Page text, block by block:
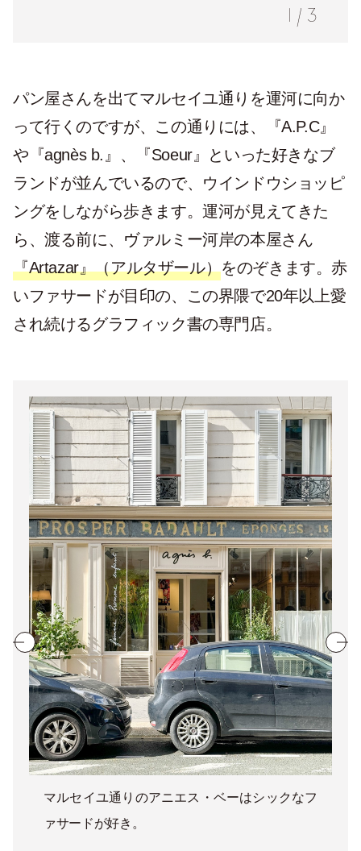
1 / 3
パン屋さんを出てマルセイユ通りを運河に向か
って行くのですが、この通りには、『A.P.C』
や『agnès b.』、『Soeur』といった好きなブ
ランドが並んでいるので、ウインドウショッピ
ングをしながら歩きます。運河が見えてきた
ら、渡る前に、ヴァルミー河岸の本屋さん
『Artazar』（アルタザール）をのぞきます。赤
いファサードが目印の、この界隈で20年以上愛
され続けるグラフィック書の専門店。
マルセイユ通りのアニエス・ベーはシックなフ
ァサードが好き。